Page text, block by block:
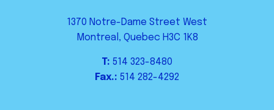
1370 Notre-Dame Street West
Montreal, Quebec H3C 1K8
T: 514 323-8480
Fax.: 514 282-4292